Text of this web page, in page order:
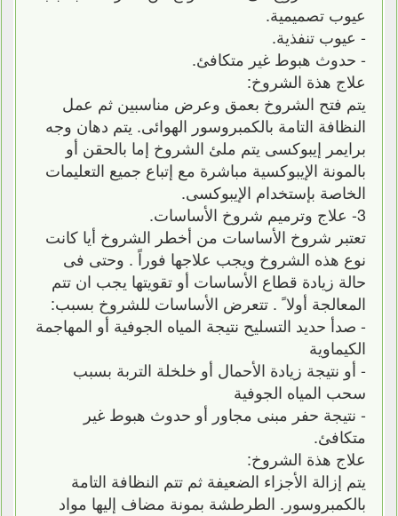
عيوب تصميمية.
- عيوب تنفذية.
- حدوث هبوط غير متكافئ.
علاج هذة الشروخ:
يتم فتح الشروخ بعمق وعرض مناسبين ثم عمل
النظافة التامة بالكمبروسور الهوائى. يتم دهان وجه
برايمر إيبوكسى يتم ملئ الشروخ إما بالحقن أو
بالمونة الإيبوكسية مباشرة مع إتباع جميع التعليمات
الخاصة بإستخدام الإيبوكسى.
3- علاج وترميم شروخ الأساسات.
تعتبر شروخ الأساسات من أخطر الشروخ أيا كانت
نوع هذه الشروخ ويجب علاجها فوراً . وحتى فى
حالة زيادة قطاع الأساسات أو تقويتها يجب ان تتم
المعالجة أولا ً . تتعرض الأساسات للشروخ بسبب:
- صدأ حديد التسليح نتيجة المياه الجوفية أو المهاجمة
الكيماوية
- أو نتيجة زيادة الأحمال أو خلخلة التربة بسبب
سحب المياه الجوفية
- نتيجة حفر مبنى مجاور أو حدوث هبوط غير
متكافئ.
علاج هذة الشروخ:
يتم إزالة الأجزاء الضعيفة ثم تتم النظافة التامة
بالكمبروسور. الطرطشة بمونة مضاف إليها مواد